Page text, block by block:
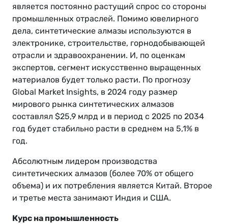
является постоянно растущий спрос со стороны
промышленных отраслей. Помимо ювелирного
дела, синтетические алмазы используются в
электронике, строительстве, горнодобывающей
отрасли и здравоохранении. И, по оценкам
экспертов, сегмент искусственно выращенных
материалов будет только расти. По прогнозу
Global Market Insights, в 2024 году размер
мирового рынка синтетических алмазов
составлял $25,9 млрд и в период с 2025 по 2034
год будет стабильно расти в среднем на 5,1% в
год.
Абсолютным лидером производства
синтетических алмазов (более 70% от общего
объема) и их потребления является Китай. Второе
и третье места занимают Индия и США.
Курс на промышленность